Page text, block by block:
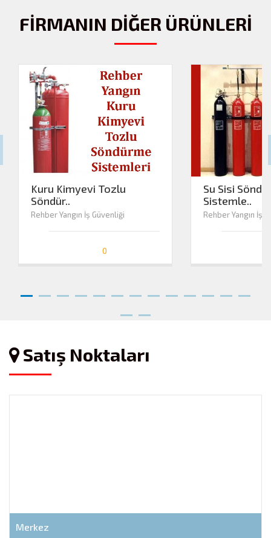
FİRMANIN DİĞER ÜRÜNLERİ
Kuru Kimyevi Tozlu
Söndür..
Rehber Yangın İş Güvenliği
0
Su Sisi
Sistemle..
Rehber Yangın İş
Satış Noktaları
Merkez